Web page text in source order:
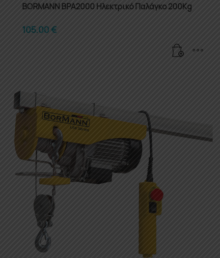
BORMANN BPA2000 Ηλεκτρικό Παλάγκο 200Kg
105.00€